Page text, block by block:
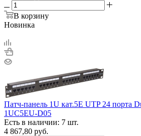
В корзину
Новинка
Патч-панель 1U кат.5E UTP 24 порта
1UC5EU-D05
Есть в наличии: 7 шт.
4 867,80 руб.